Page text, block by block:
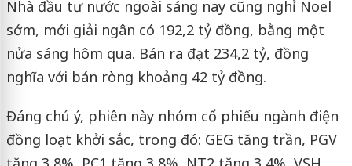
Nhà đầu tư nước ngoài sáng nay cũng nghỉ Noel
sớm, mới giải ngân có 192,2 tỷ đồng, bằng một
nửa sáng hôm qua. Bán ra đạt 234,2 tỷ, đồng
nghĩa với bán ròng khoảng 42 tỷ đồng.
Đáng chú ý, phiên này nhóm cổ phiếu ngành điện
đồng loạt khởi sắc, trong đó: GEG tăng trần, PGV